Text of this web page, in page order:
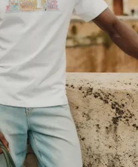
The Paris Flagship Launch
Anniversary Editions